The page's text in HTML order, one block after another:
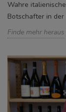
Wahre
Botschafter in der
Finde mehr heraus